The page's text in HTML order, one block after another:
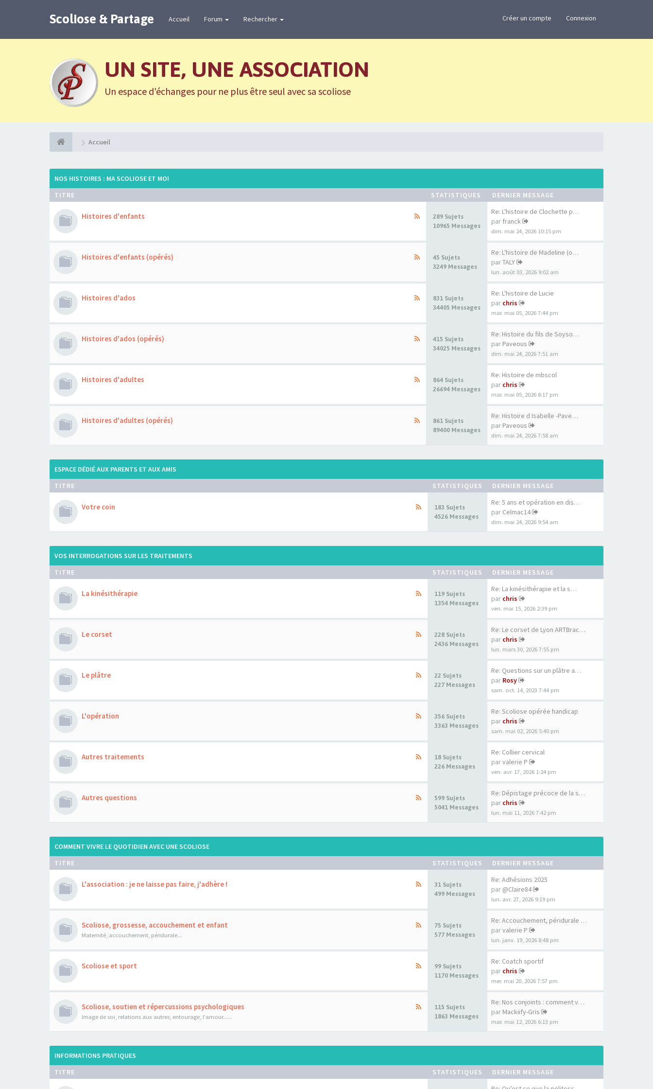
Scoliose & Partage Accueil Forum Rechercher Créer un compte Connexion
UN SITE, UNE ASSOCIATION
Un espace d'échanges pour ne plus être seul avec sa scoliose
Accueil
NOS HISTOIRES : MA SCOLIOSE ET MOI
TITRE
STATISTIQUES DERNIER MESSAGE
Histoires d'enfants
289 Sujets
10965 Messages
Re: L'histoire de Clochette p…
par franck
dim. mai 24, 2026 10:15 pm
Histoires d'enfants (opérés)
45 Sujets
3249 Messages
Re: L'histoire de Madeline (o…
parTALY
lun. août 03, 2026 9:02 am
Histoires d'ados
831 Sujets
34405 Messages
Re: L'histoire de Lucie
par chris
mar. mai 05, 2026 7:44 pm
Histoires d'ados (opérés)
415 Sujets
34025 Messages
Re: Histoire du fils de Soyso…
par Paveous
dim. mai 24, 2026 7:51 am
Histoires d'adultes
864 Sujets
26694 Messages
Re: Histoire de mbscol
par chris
mar. mai 05, 2026 8:17 pm
Histoires d'adultes (opérés)
861 Sujets
89400 Messages
Re: Histoire d Isabelle -Pave…
par Paveous
dim. mai 24, 2026 7:58 am
ESPACE DÉDIÉ AUX PARENTS ET AUX AMIS
TITRE
STATISTIQUES DERNIER MESSAGE
Votre coin
183 Sujets
4526 Messages
Re: 5 ans et opération en dis…
par Celmac14
dim. mai 24, 2026 9:54 am
VOS INTERROGATIONS SUR LES TRAITEMENTS
TITRE
STATISTIQUES DERNIER MESSAGE
La kinésithérapie
119 Sujets
1354 Messages
Re: La kinésithérapie et la s…
par chris
ven. mai 15, 2026 2:39 pm
Le corset
228 Sujets
2436 Messages
Re: Le corset de Lyon ARTBrac…
par chris
lun. mars 30, 2026 7:55 pm
Le plâtre
22 Sujets
227 Messages
Re: Questions sur un plâtre a…
par Rosy
sam. oct. 14, 2023 7:44 pm
L'opération
356 Sujets
3363 Messages
Re: Scoliose opérée handicap
par chris
sam. mai 02, 2026 5:40 pm
Autres traitements
18 Sujets
226 Messages
Re: Collier cervical
parvalerie P
ven. avr. 17, 2026 1:24 pm
Autres questions
599 Sujets
5041 Messages
Re: Dépistage précoce de la s…
par chris
lun. mai 11, 2026 7:42 pm
COMMENT VIVRE LE QUOTIDIEN AVEC UNE SCOLIOSE
TITRE
STATISTIQUES DERNIER MESSAGE
L'association : je ne laisse pas faire, j'adhère !
31 Sujets
499 Messages
Re: Adhésions 2025
par @Claire84
lun. avr. 27, 2026 9:19 pm
Scoliose, grossesse, accouchement et enfant
Maternité, accouchement, péridurale...
75 Sujets
577 Messages
Re: Accouchement, péridurale …
parvalerie P
lun. janv. 19, 2026 8:48 pm
Scoliose et sport
99 Sujets
1170 Messages
Re: Coatch sportif
par chris
mer. mai 20, 2026 7:57 pm
Scoliose, soutien et répercussions psychologiques
Image de soi, relations aux autres, entourage, l'amour......
115 Sujets
1863 Messages
Re: Nos conjoints : comment v…
par Mackiify-Gris
mar. mai 12, 2026 6:13 pm
INFORMATIONS PRATIQUES
TITRE
STATISTIQUES DERNIER MESSAGE